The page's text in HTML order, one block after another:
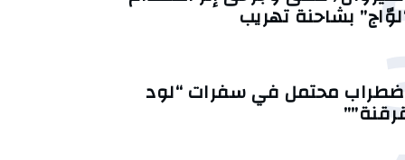
بشاحنة تهريب
محتمل في سفرات “لود